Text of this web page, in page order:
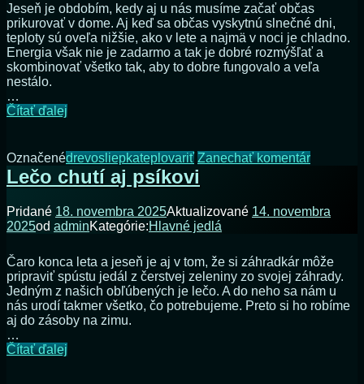
Jeseň je obdobím, kedy aj u nás musíme začať občas
prikurovať v dome. Aj keď sa občas vyskytnú slnečné dni,
teploty sú oveľa nižšie, ako v lete a najmä v noci je chladno.
Energia však nie je zadarmo a tak je dobré rozmýšľať a
skombinovať všetko tak, aby to dobre fungovalo a veľa
nestálo.
…
Čítať ďalejDom
vyhriali
pomocou
sliepky
Označenédrevosliepkateplovariť Zanechať komentárna
vyhriali
Lečo chutí aj psíkovi
Pridané 18. novembra 2025Aktualizované 14. novembra
2025od adminKategórie:Hlavné jedlá
Čaro konca leta a jeseň je aj v tom, že si záhradkár môže
pripraviť spústu jedál z čerstvej zeleniny zo svojej záhrady.
Jedným z našich obľúbených je lečo. A do neho sa nám u
nás urodí takmer všetko, čo potrebujeme. Preto si ho robíme
aj do zásoby na zimu.
…
Čítať ďalejLečo